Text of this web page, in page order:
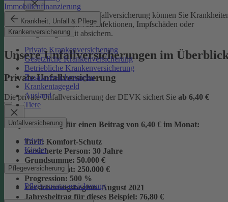
Immobilienfinanzierung
Krankheit, Unfall & Pflege
Krankenversicherung
Private Krankenversicherung
Gesetzliche Krankenversicherung
Betriebliche Krankenversicherung
Zusatzversicherungen
Krankentagegeld
Ausland
Tiere
Unfallversicherung
Privat
Kinder
Pflegeversicherung
Pflegezusatzversicherung
Mit der Junior-Plus-Unfallversicherung können Sie
sowie die Folgen von Infektionen, Impfschäden oder
Vergiftungen mit absichern.
Unsere Unfallversicherungen im
Private Unfallversicherung
Die private Unfallversicherung der DEVK sichert Sie ab 6,40 €
Beispielrechnung für einen Beitrag von 6,40 € im Monat:
Tarif: Komfort-Schutz
versicherte Person: 30 Jahre
Grundsumme: 50.000 €
Vollinvalidität: 250.000 €
Progression: 500 %
Versicherungsbeginn:August 2021
Jahresbeitrag für dieses Beispiel: 76,80 €